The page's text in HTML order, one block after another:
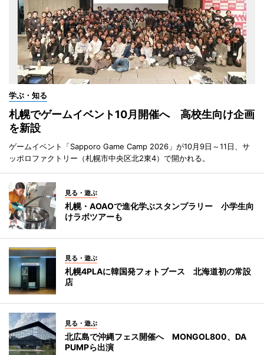
学ぶ・知る
札幌でゲームイベント10月開催へ 高校生向け企画
を新設
ゲームイベント「Sapporo Game Camp 2026」が10月9日～11日、サ
ッポロファクトリー（札幌市中央区北2東4）で開かれる。
見る・遊ぶ
札幌・AOAOで進化学ぶスタンプラリー 小学生向
けラボツアーも
見る・遊ぶ
札幌4PLAに韓国発フォトブース 北海道初の常設
店
見る・遊ぶ
北広島で沖縄フェス開催へ MONGOL800、DA
PUMPら出演